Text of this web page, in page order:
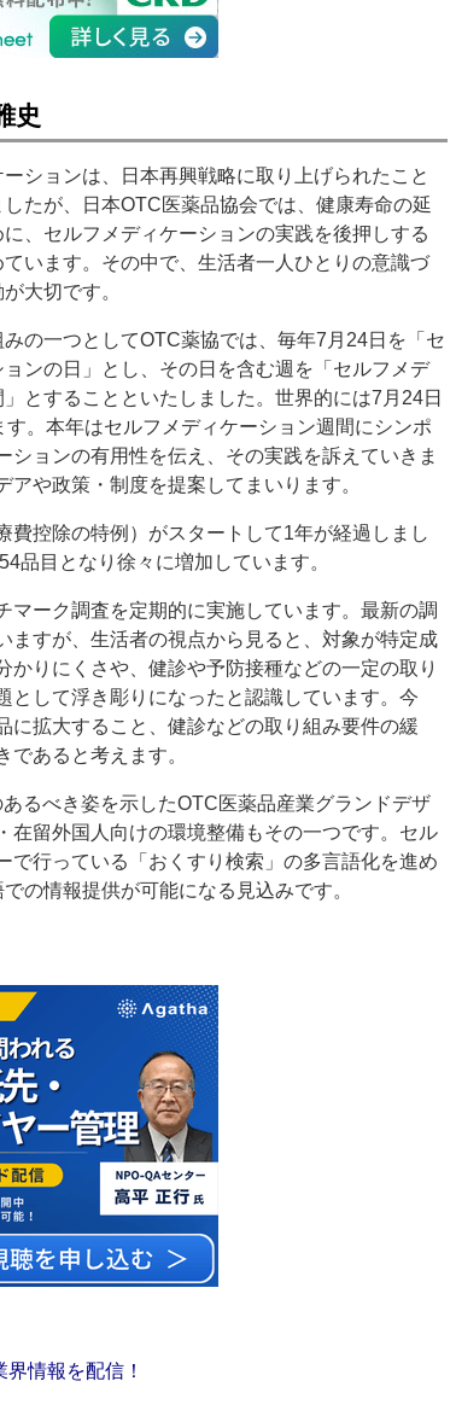
史
ションは、日本再興戦略に取り上げられたこと
たが、日本OTC医薬品協会では、健康寿命の延
、セルフメディケーションの実践を後押しする
います。その中で、生活者一人ひとりの意識づ
大切です。
の一つとしてOTC薬協では、毎年7月24日を「セ
ンの日」とし、その日を含む週を「セルフメデ
とすることといたしました。世界的には7月24日
。本年はセルフメディケーション週間にシンポ
ョンの有用性を伝え、その実践を訴えていきま
や政策・制度を提案してまいります。
控除の特例）がスタートして1年が経過しまし
品目となり徐々に増加しています。
ーク調査を定期的に実施しています。最新の調
ますが、生活者の視点から見ると、対象が特定成
りにくさや、健診や予防接種などの一定の取り
として浮き彫りになったと認識しています。今
に拡大すること、健診などの取り組み要件の緩
あると考えます。
るべき姿を示したOTC医薬品産業グランドデザ
在留外国人向けの環境整備もその一つです。セル
で行っている「おくすり検索」の多言語化を進め
の情報提供が可能になる見込みです。
情報を配信！